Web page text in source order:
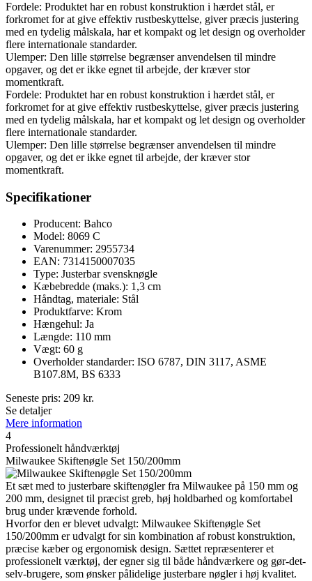
Fordele: Produktet har en robust konstruktion i hærdet stål, er
forkromet for at give effektiv rustbeskyttelse, giver præcis justering
med en tydelig målskala, har et kompakt og let design og overholder
flere internationale standarder.
Ulemper: Den lille størrelse begrænser anvendelsen til mindre
opgaver, og det er ikke egnet til arbejde, der kræver stor
momentkraft.
Fordele: Produktet har en robust konstruktion i hærdet stål, er
forkromet for at give effektiv rustbeskyttelse, giver præcis justering
med en tydelig målskala, har et kompakt og let design og overholder
flere internationale standarder.
Ulemper: Den lille størrelse begrænser anvendelsen til mindre
opgaver, og det er ikke egnet til arbejde, der kræver stor
momentkraft.
Specifikationer
Producent: Bahco
Model: 8069 C
Varenummer: 2955734
EAN: 7314150007035
Type: Justerbar svensknøgle
Kæbebredde (maks.): 1,3 cm
Håndtag, materiale: Stål
Produktfarve: Krom
Hængehul: Ja
Længde: 110 mm
Vægt: 60 g
Overholder standarder: ISO 6787, DIN 3117, ASME
B107.8M, BS 6333
Seneste pris: 209 kr.
Se detaljer
Mere information
4
Professionelt håndværktøj
Milwaukee Skiftenøgle Set 150/200mm
Et sæt med to justerbare skiftenøgler fra Milwaukee på 150 mm og
200 mm, designet til præcist greb, høj holdbarhed og komfortabel
brug under krævende forhold.
Hvorfor den er blevet udvalgt: Milwaukee Skiftenøgle Set
150/200mm er udvalgt for sin kombination af robust konstruktion,
præcise kæber og ergonomisk design. Sættet repræsenterer et
professionelt værktøj, der egner sig til både håndværkere og gør-det-
selv-brugere, som ønsker pålidelige justerbare nøgler i høj kvalitet.